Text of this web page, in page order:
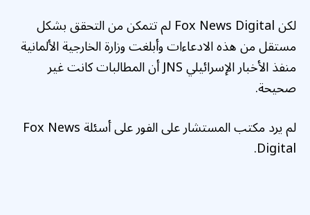
لكن Fox News Digital لم تتمكن من التحقق بشكل
مستقل من هذه الادعاءات وأبلغت وزارة الخارجية الألمانية
منفذ الأخبار الإسرائيلي JNS أن المطالبات كانت غير
صحيحة.
لم يرد مكتب المستشار على الفور على أسئلة Fox News
Digital.